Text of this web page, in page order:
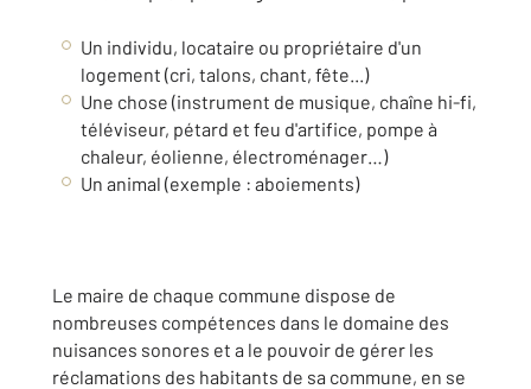
Un individu, locataire ou propriétaire d'un
logement (cri, talons, chant, fête...)
Une chose (instrument de musique, chaîne hi-fi,
téléviseur, pétard et feu d'artifice, pompe à
chaleur, éolienne, électroménager…)
Un animal (exemple : aboiements)
Le maire de chaque commune dispose de
nombreuses compétences dans le domaine des
nuisances sonores et a le pouvoir de gérer les
réclamations des habitants de sa commune, en se